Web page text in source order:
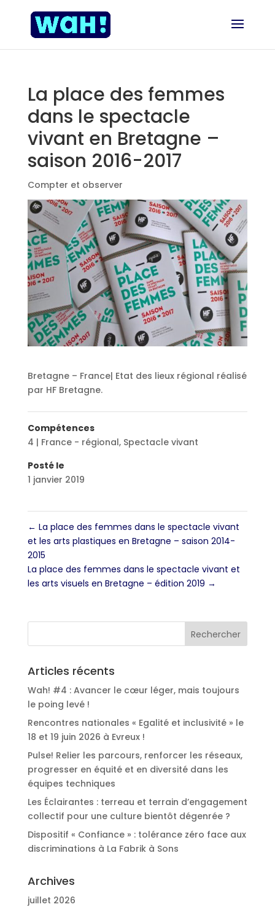
La place des femmes
dans le spectacle
vivant en Bretagne –
saison 2016-2017
Compter et observer
Bretagne – France| Etat des lieux régional réalisé
par HF Bretagne.
Compétences
4 | France - régional, Spectacle vivant
Posté le
1 janvier 2019
← La place des femmes dans le spectacle vivant
et les arts plastiques en Bretagne – saison 2014-
2015
La place des femmes dans le spectacle vivant et
les arts visuels en Bretagne – édition 2019 →
Articles récents
Wah! #4 : Avancer le cœur léger, mais toujours
le poing levé !
Rencontres nationales « Egalité et inclusivité » le
18 et 19 juin 2026 à Evreux !
Pulse! Relier les parcours, renforcer les réseaux,
progresser en équité et en diversité dans les
équipes techniques
Les Éclairantes : terreau et terrain d’engagement
collectif pour une culture bientôt dégenrée ?
Dispositif « Confiance » : tolérance zéro face aux
discriminations à La Fabrik à Sons
Archives
juillet 2026